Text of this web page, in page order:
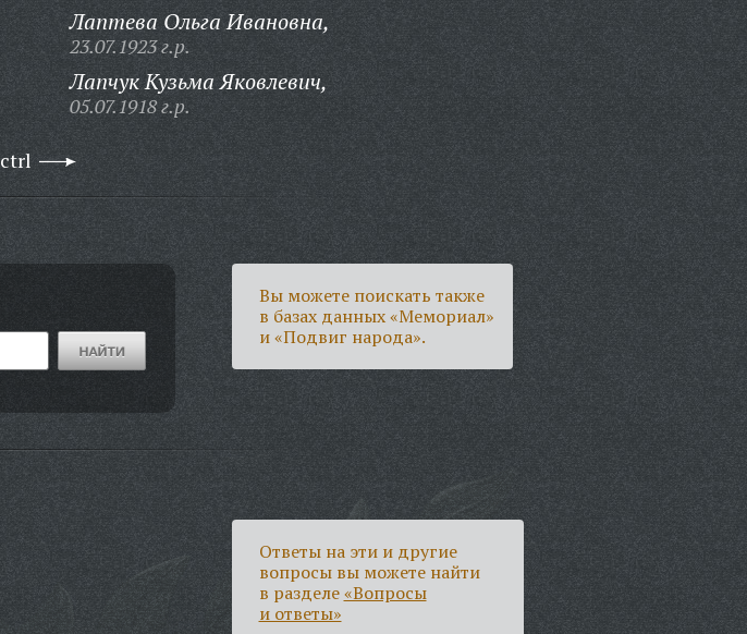
Лаптева Ольга Ивановна,
23.07.1923 г.р.
Лапчук Кузьма Яковлевич,
05.07.1918 г.р.
ctrl
Вы можете поискать также
в базах данных «Мемориал»
и «Подвиг народа».
Ответы на эти и другие
вопросы вы можете найти
в разделе«Вопросы
и ответы»